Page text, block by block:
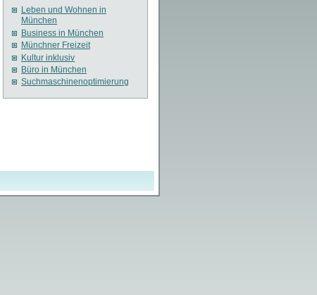
Leben und Wohnen in
München
Business in München
Münchner Freizeit
Kultur inklusiv
Büro in München
Suchmaschinenoptimierung